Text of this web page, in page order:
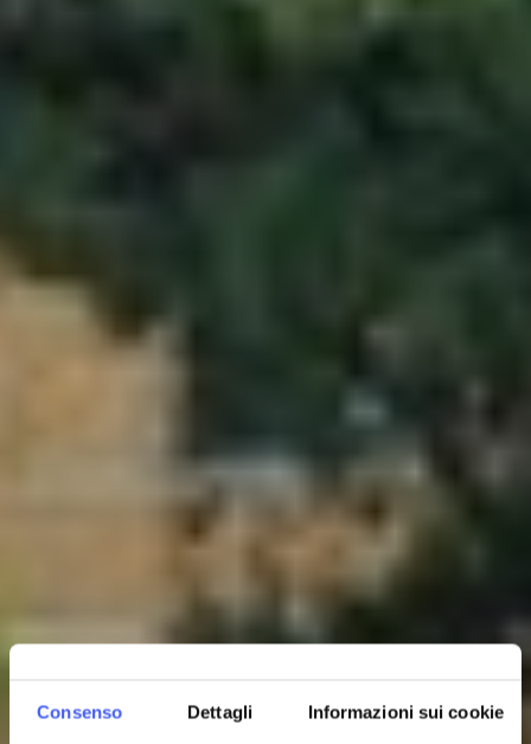
Consenso Dettagli Informazioni sui cookie